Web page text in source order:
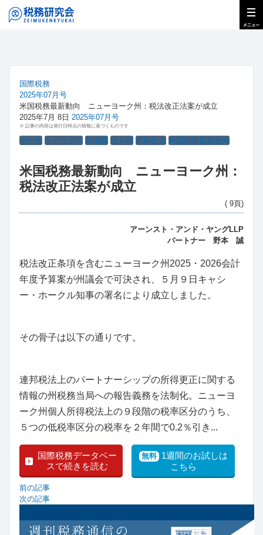
国際税務
2025年07月号
米国税務最新動向 ニューヨーク州：税法改正法案が成立
2025年7月 8日 2025年07月号
※ 記事の内容は発行日時点の情報に基づくものです
その他 トピックス 所得税 法人税 税制改正 米国税務最新動向
米国税務最新動向 ニューヨーク州：
税法改正法案が成立
( 9頁)
アーンスト・アンド・ヤングLLP
パートナー 野本 誠
税法改正条項を含むニューヨーク州2025・2026会計
年度予算案が州議会で可決され、５月９日キャシ
ー・ホークル知事の署名により成立しました。
その骨子は以下の通りです。
連邦税法上のパートナーシップの所得更正に関する
情報の州税務当局への報告義務を法制化。ニューヨ
ーク州個人所得税法上の９段階の税率区分のうち、
５つの低税率区分の税率を２年間で0.2％引き...
国際税務データベー
スで続きを読む
無料 1週間のお試しは
こちら
前の記事
次の記事